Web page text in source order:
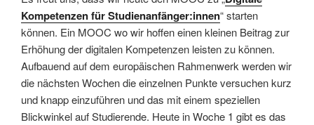
Kompetenzen für Studienanfänger:innen“ starten
können. Ein MOOC wo wir hoffen einen kleinen Beitrag zur
Erhöhung der digitalen Kompetenzen leisten zu können.
Aufbauend auf dem europäischen Rahmenwerk werden wir
die nächsten Wochen die einzelnen Punkte versuchen kurz
und knapp einzuführen und das mit einem speziellen
Blickwinkel auf Studierende. Heute in Woche 1 gibt es das